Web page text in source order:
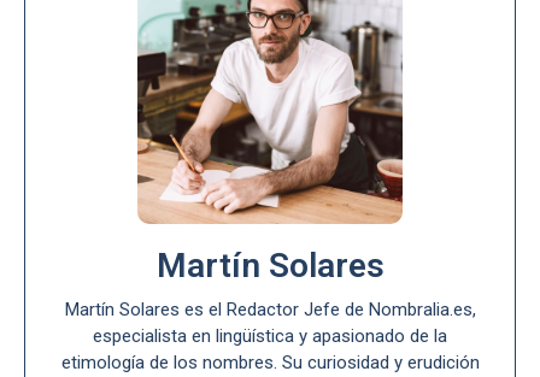
Martín Solares
Martín Solares es el Redactor Jefe de Nombralia.es,
especialista en lingüística y apasionado de la
etimología de los nombres. Su curiosidad y erudición